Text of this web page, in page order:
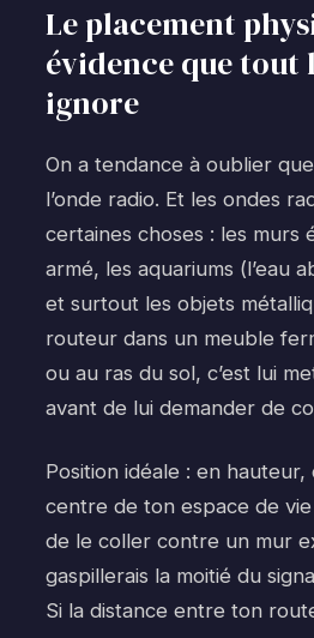
Le placement
évidence que tout
ignore
On a tendance à oublier
l’onde radio. Et les ondes
certaines choses : les murs
armé, les aquariums (l’eau
et surtout les objets
routeur dans un meuble
ou au ras du sol, c’est lui
avant de lui demander de
Position idéale : en hauteur,
centre de ton espace de vie
de le coller contre un mur
gaspillerais la moitié du
Si la distance entre ton